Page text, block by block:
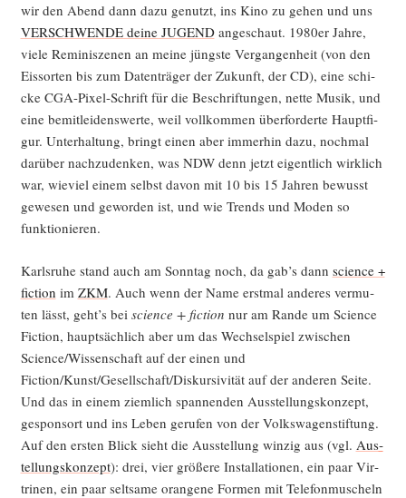
wir den Abend dann dazu genutzt, ins Kino zu gehen und uns
VERSCHWENDE dei­ne JUGENDange­schaut. 1980er Jah­re,
vie­le Remi­ni­sze­nen an mei­ne jüngs­te Ver­gan­gen­heit (von den
Eis­sor­ten bis zum Daten­trä­ger der Zukunft, der CD), eine schi­
cke CGA-Pixel-Schrift für die Beschrif­tun­gen, net­te Musik, und
eine bemit­lei­dens­wer­te, weil voll­kom­men über­for­der­te Haupt­fi­
gur. Unter­hal­tung, bringt einen aber immer­hin dazu, noch­mal
dar­über nach­zu­den­ken, was NDW denn jetzt eigent­lich wirk­lich
war, wie­viel einem selbst davon mit 10 bis 15 Jah­ren bewusst
gewe­sen und gewor­den ist, und wie Trends und Moden so
funktionieren.
Karls­ru­he stand auch am Sonn­tag noch, da gab’s dann sci­ence +
fic­tion im ZKM. Auch wenn der Name erst­mal ande­res ver­mu­
ten lässt, geht’s bei sci­ence + fic­tion nur am Ran­de um Sci­ence
Fic­tion, haupt­säch­lich aber um das Wech­sel­spiel zwi­schen
Science/Wissenschaft auf der einen und
Fiction/Kunst/Gesellschaft/Diskursivität auf der ande­ren Sei­te.
Und das in einem ziem­lich span­nen­den Aus­stel­lungs­kon­zept,
gespons­ort und ins Leben geru­fen von der Volks­wa­gen­stif­tung.
Auf den ers­ten Blick sieht die Aus­stel­lung win­zig aus (vgl. Aus­
tel­lungs­kon­zept): drei, vier grö­ße­re Instal­la­tio­nen, ein paar Vir­
tri­nen, ein paar selt­sa­me oran­ge­ne For­men mit Tele­fon­mu­scheln